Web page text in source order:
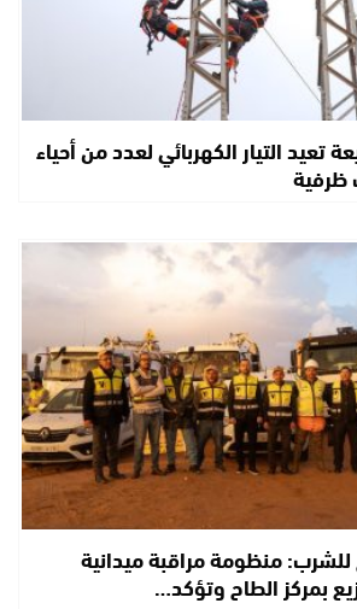
تعيد التيار الكهربائي لعدد من أحياء
ظرفية
للشرب: منظومة مراقبة ميدانية
بمركز الطاح وتؤكد…